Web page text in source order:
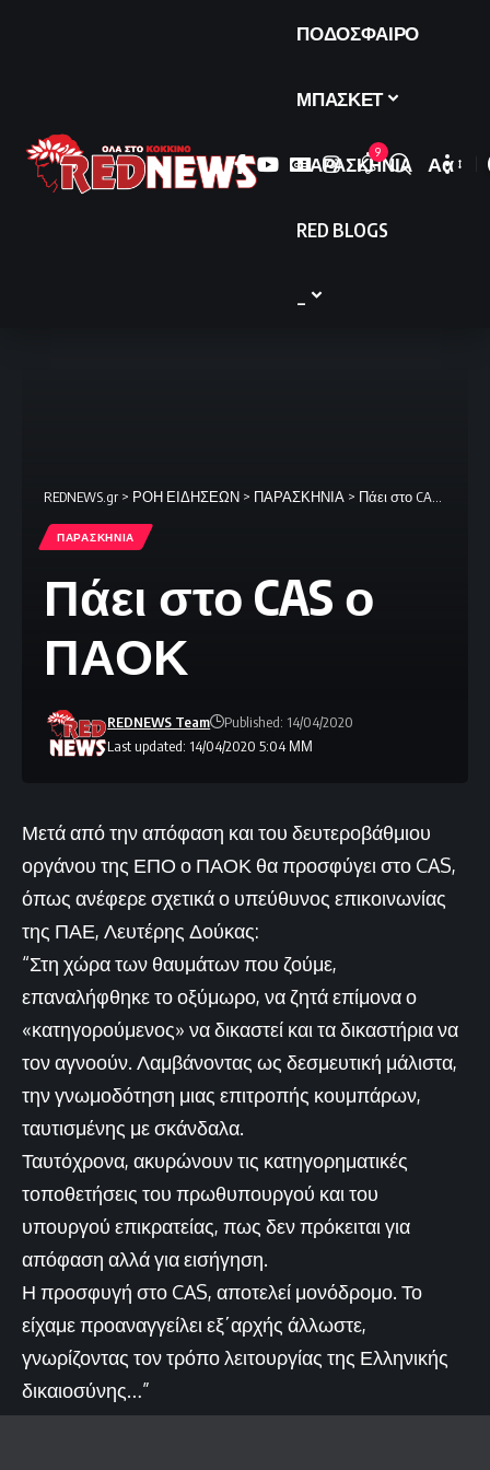
ΠΟΔΟΣΦΑΙΡΟ
ΜΠΑΣΚΕΤ
ΠΑΡΑΣΚΗΝΙΑ
RED BLOGS
9
Font
Αα
REDNEWS.gr > ΡΟΗ ΕΙΔΗΣΕΩΝ > ΠΑΡΑΣΚΗΝΙΑ > Πάει στο CAS ο ΠΑΟΚ
ΠΑΡΑΣΚΗΝΙΑ
Πάει στο CAS ο
ΠΑΟΚ
Last updated: 14/04/2020 5:04 ΜΜ
REDNEWS Team Published: 14/04/2020
Μετά από την απόφαση και του δευτεροβάθμιου
οργάνου της ΕΠΟ ο ΠΑΟΚ θα προσφύγει στο CAS,
όπως ανέφερε σχετικά ο υπεύθυνος επικοινωνίας
της ΠΑΕ, Λευτέρης Δούκας:
“Στη χώρα των θαυμάτων που ζούμε,
επαναλήφθηκε το οξύμωρο, να ζητά επίμονα ο
«κατηγορούμενος» να δικαστεί και τα δικαστήρια να
τον αγνοούν. Λαμβάνοντας ως δεσμευτική μάλιστα,
την γνωμοδότηση μιας επιτροπής κουμπάρων,
ταυτισμένης με σκάνδαλα.
Ταυτόχρονα, ακυρώνουν τις κατηγορηματικές
τοποθετήσεις του πρωθυπουργού και του
υπουργού επικρατείας, πως δεν πρόκειται για
απόφαση αλλά για εισήγηση.
Η προσφυγή στο CAS, αποτελεί μονόδρομο. Το
είχαμε προαναγγείλει εξ΄αρχής άλλωστε,
γνωρίζοντας τον τρόπο λειτουργίας της Ελληνικής
δικαιοσύνης…”